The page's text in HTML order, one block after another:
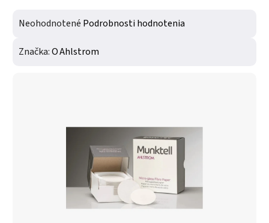
Priemerné hodnotenie produktu je 0,0 z 5 hviezdičiek.
Neohodnotené Podrobnosti hodnotenia
Značka:O Ahlstrom